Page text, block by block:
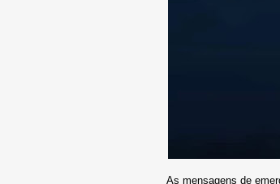
As mensagens de